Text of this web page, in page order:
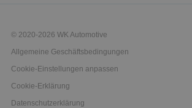
© 2020-2026 WK Automotive
Allgemeine Geschäftsbedingungen
Cookie-Einstellungen anpassen
Cookie-Erklärung
Datenschutzerklärung